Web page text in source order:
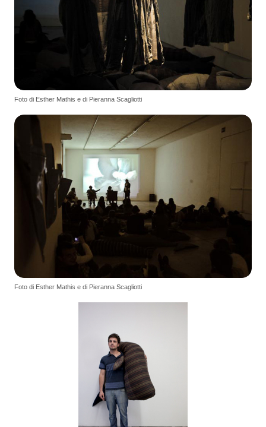
Foto di Esther Mathis e di Pieranna Scagliotti
Foto di Esther Mathis e di Pieranna Scagliotti